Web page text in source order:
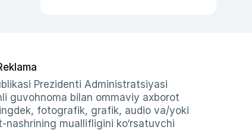
Prezidenti Administratsiyasi
guvohnoma bilan ommaviy axborot
fotografik, grafik, audio va/yoki
nashrining muallifligini ko‘rsatuvchi